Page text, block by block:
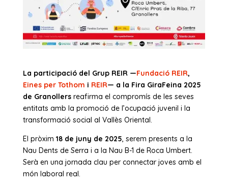
La participació del Grup REIR —Fundació REIR,
Eines per Tothom i REIR— a la Fira GiraFeina 2025
de Granollersreafirma el compromís de les seves
entitats amb la promoció de l’ocupació juvenil i la
transformació social al Vallès Oriental.
El pròxim 18 de juny de 2025, serem presents a la
Nau Dents de Serra i a la Nau B-1 de Roca Umbert.
Serà en una jornada clau per connectar joves amb el
món laboral real.